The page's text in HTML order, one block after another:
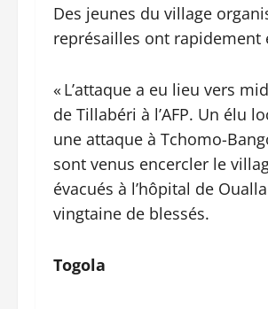
Des jeunes du village
représailles ont rapidement
« L’attaque a eu lieu vers
de Tillabéri à l’AFP. Un élu
une attaque à Tchomo-
sont venus encercler le
évacués à l’hôpital de
vingtaine de blessés.
Togola